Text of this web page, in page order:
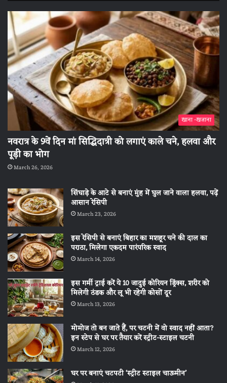
खाना -खजाना
नवरात्र के 9वें दिन मां सिद्धिदात्री को लगाएं काले चने, हलवा और
पूड़ी का भोग
March 26, 2026
सिंघाड़े के आटे से बनाएं मुंह में घुल जाने वाला हलवा, पढ़ें
आसान रेसिपी
March 23, 2026
इस रेसिपी से बनाएं बिहार का मशहूर चने की दाल का
पराठा, मिलेगा एकदम पारंपरिक स्वाद
March 14, 2026
इस गर्मी ट्राई करें ये 10 जादुई कोरियन ड्रिंक्स, शरीर को
मिलेगी ठंडक और लू भी रहेगी कोसों दूर
March 13, 2026
मोमोज तो बन जाते हैं, पर चटनी में वो स्वाद नहीं आता?
इन स्टेप से घर पर तैयार करें स्ट्रीट-स्टाइल चटनी
March 12, 2026
घर पर बनाएं चटपटी ‘स्ट्रीट स्टाइल चाऊमीन’